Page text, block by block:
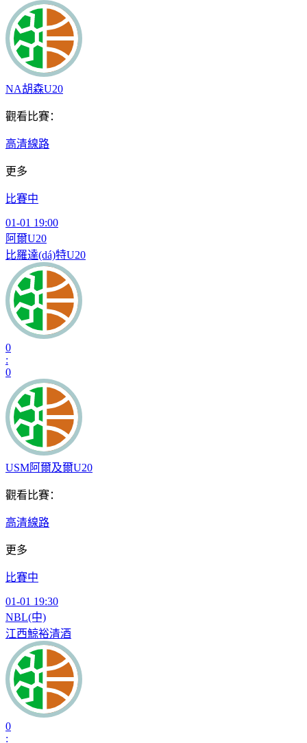
NA胡森U20
觀看比賽：
高清線路
更多
比賽中
01-01 19:00
阿爾U20
比羅達(dá)特U20
0
:
0
USM阿爾及爾U20
觀看比賽：
高清線路
更多
比賽中
01-01 19:30
NBL(中)
江西鯨裕清酒
0
: